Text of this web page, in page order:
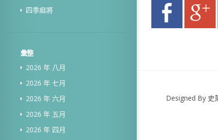
四季麻將
彙整
2026 年 八月
2026 年 七月
2026 年 六月
2026 年 五月
2026 年 四月
Designed By 史